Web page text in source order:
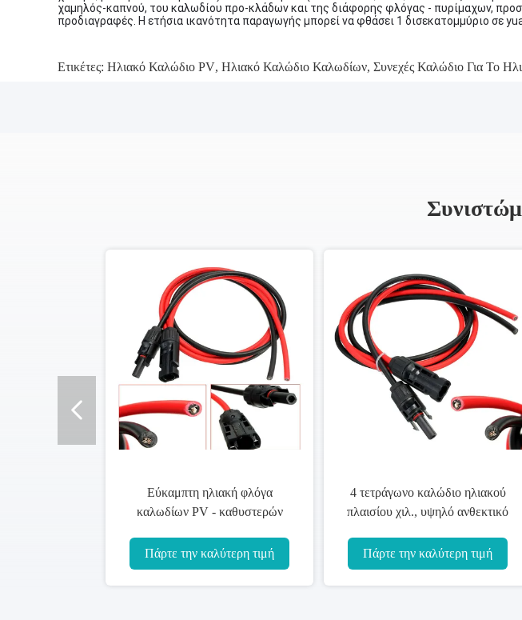
χαμηλός-καπνού, του καλωδίου προ-κλάδων και της διάφορης φλόγας - πυρίμαχων,
προδιαγραφές. Η ετήσια ικανότητα παραγωγής μπορεί να φθάσει 1 δισεκατομμύριο σε
Ετικέτες: Ηλιακό Καλώδιο PV, Ηλιακό Καλώδιο Καλωδίων, Συνεχές Καλώδιο Για Το
Εύκαμπτη ηλιακή φλόγα
καλωδίων PV - καθυστερών
περιβάλλοντος 2.5MM
Πάρτε την καλύτερη τιμή
4 τετράγωνο καλώδιο ηλιακού
πλαισίου χιλ., υψηλό ανθεκτικό
καλωδίων ελεύθερο
Πάρτε την καλύτερη τιμή